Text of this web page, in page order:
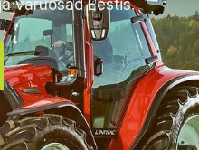
varuosad Eestis.